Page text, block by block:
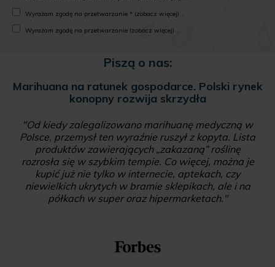
Wyrażam zgodę na przetwarzanie * (zobacz więcej)...
Wyrażam zgodę na przetwarzanie (zobacz więcej)...
Piszą o nas:
Marihuana na ratunek gospodarce. Polski rynek
konopny rozwija skrzydła
"Od kiedy zalegalizowano marihuanę medyczną w
Polsce, przemysł ten wyraźnie ruszył z kopyta. Lista
produktów zawierających „zakazaną” roślinę
rozrosła się w szybkim tempie. Co więcej, można je
kupić już nie tylko w internecie, aptekach, czy
niewielkich ukrytych w bramie sklepikach, ale i na
półkach w super oraz hipermarketach."